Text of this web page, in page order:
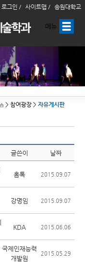
로그인 / 사이트맵 / 송원대학교
메뉴
> 참여광장> 자유게시판
글쓴이 날짜
홈톡 2015.09.07
강명임 2015.09.07
KDA 2015.06.06
국제인재능력
개발원
2015.05.29